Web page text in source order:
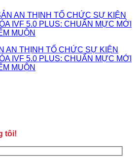
AN THỊNH TỔ CHỨC SỰ KIỆN
IVF 5.0 PLUS: CHUẨN MỰC MỚI
MUỘN
tôi!